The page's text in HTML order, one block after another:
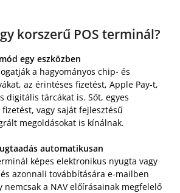
korszerű POS terminál?
egy eszközben
a hagyományos chip- és
az érintéses fizetést, Apple Pay-t,
digitális tárcákat is. Sőt, egyes
fizetést, vagy saját fejlesztésű
megoldásokat is kínálnak.
automatikusan
képes elektronikus nyugta vagy
azonnali továbbítására e-mailben
nemcsak a NAV előírásainak megfelelő